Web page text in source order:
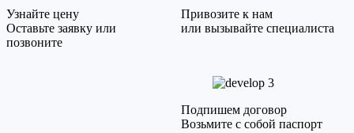
Узнайте цену
Оставьте заявку или
позвоните
Привозите к нам
или вызывайте специалиста
3
Подпишем договор
Возьмите с собой паспорт